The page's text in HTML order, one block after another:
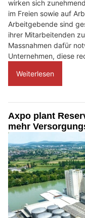
wirken sich
im Freien sowie auf
Arbeitgebende sind
ihrer Mitarbeitenden
Massnahmen dafür
Unternehmen, diese
Weiterlesen
Axpo plant
mehr